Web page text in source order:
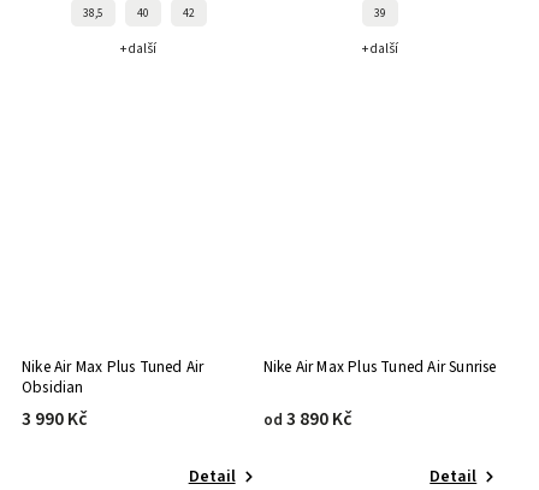
38,5 40 42
+ další
39
+ další
Nike Air Max Plus Tuned Air
Obsidian
3 990 Kč
Detail
Nike Air Max Plus Tuned Air Sunrise
od 3 890 Kč
Detail